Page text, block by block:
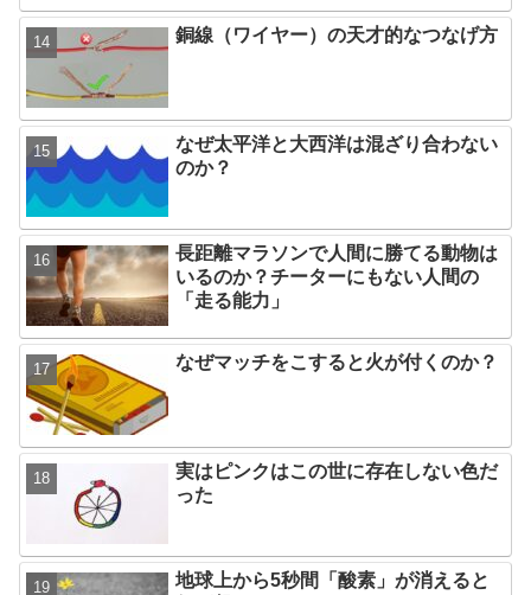
銅線（ワイヤー）の天才的なつなげ方
なぜ太平洋と大西洋は混ざり合わない
のか？
長距離マラソンで人間に勝てる動物は
いるのか？チーターにもない人間の
「走る能力」
なぜマッチをこすると火が付くのか？
実はピンクはこの世に存在しない色だ
った
地球上から5秒間「酸素」が消えると